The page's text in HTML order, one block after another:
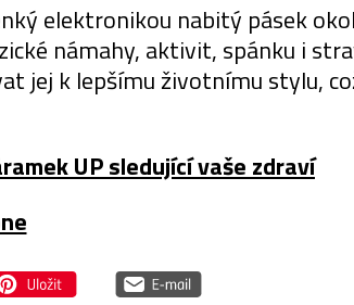
elektronikou nabitý pásek
námahy, aktivit, spánku i
jej k lepšímu životnímu stylu,
UP sledující vaše zdraví